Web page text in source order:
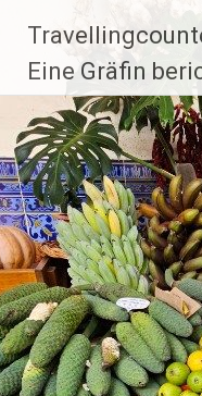
Inhalt
springen
Eine Gräfin